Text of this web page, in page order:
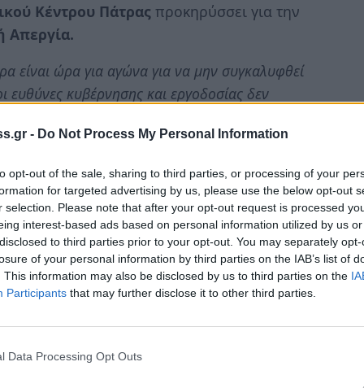
- Do Not Process My Personal Information
opt-out of the sale, sharing to third parties, or processing of your
for targeted advertising by us, please use the below opt-out
selection. Please note that after your opt-out request is processed
interest-based ads based on personal information utilized by us
to third parties prior to your opt-out. You may separately
of your personal information by third parties on the IAB’s list of
This information may also be disclosed by us to third parties on the
Participants that may further disclose it to other third parties.
Data Processing Opt Outs
Κέντρου Πάτρας προκηρύσσει για την
Απεργία.
είναι ώρα για αγώνα για να μην συγκαλυφθεί
ευθύνες κυβέρνησης και εργοδοσίας δεν
των νεκρών θα γίνουμε φωνή» που αυτές
μαθητών, φοιτητών, γονιών και εργαζομένων
το χρέος που έχουμε ώστε να μη συγκαλυφθεί
των τρένων στα Τέμπη δεν ήταν ένα ακόμη
έγκλημα για το οποίο εδώ και
Ένα έγκλημα που έχει τη
μέχρι σήμερα και ιδιωτικοποίησαν τις